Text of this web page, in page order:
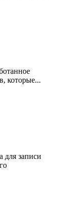
которые...
для записи